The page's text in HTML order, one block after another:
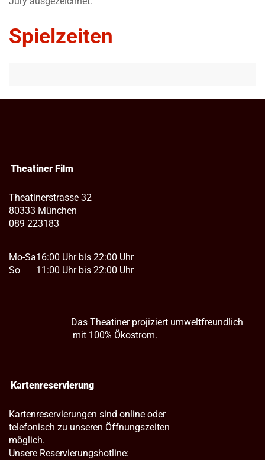
Spielzeiten
Theatiner Film
Theatinerstrasse 32
80333 München
089 223183
Mo-Sa
So
16:00 Uhr bis 22:00 Uhr
11:00 Uhr bis 22:00 Uhr
Das Theatiner projiziert umweltfreundlich
mit 100% Ökostrom.
Kartenreservierung
Kartenreservierungen sind online oder
telefonisch zu unseren Öffnungszeiten
möglich.
Unsere Reservierungshotline: